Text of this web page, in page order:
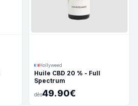
Hollyweed
Huile CBD 20 % - Full
Spectrum
dès49.90€